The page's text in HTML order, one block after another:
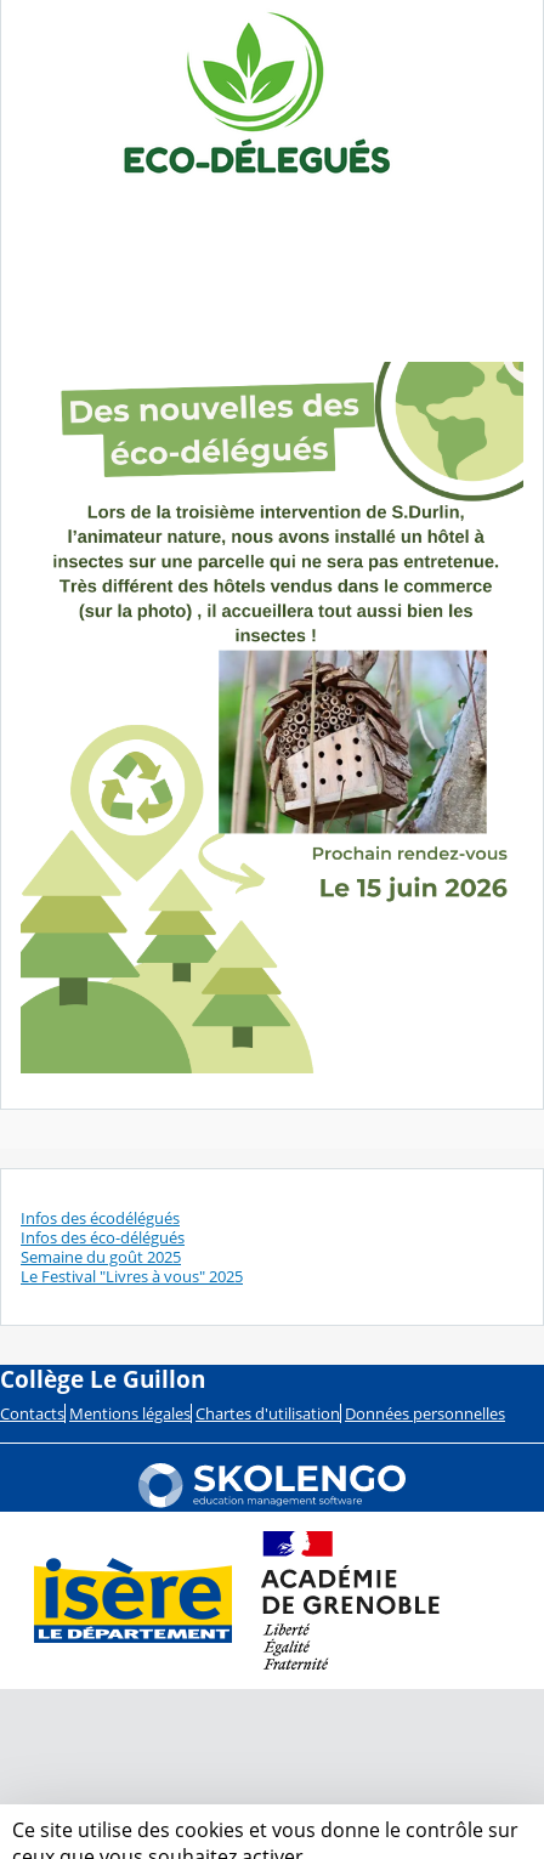
Infos des écodélégués
Infos des éco-délégués
Semaine du goût 2025
Le Festival "Livres à vous" 2025
Collège Le Guillon
Contacts Mentions légales Chartes d'utilisation Données personnelles
Ce site utilise des cookies et vous donne le contrôle sur